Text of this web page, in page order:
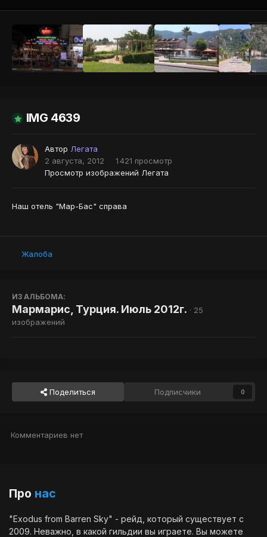
IMG 4639
Автор Легата
2 августа, 2012
1 421 просмотр
Просмотр изображений Легата
Наш отель "Мар-Бас" справа
Жалоба
ИЗ АЛЬБОМА:
Мармарис, Турция. Июль 2012г. · 25
изображений
Поделиться Подписчики 0
Комментариев нет
Про нас
"Exodus from Barren Sky" - рейд, который существует с
2009. Неважно, в какой гильдии вы играете. Вы можете